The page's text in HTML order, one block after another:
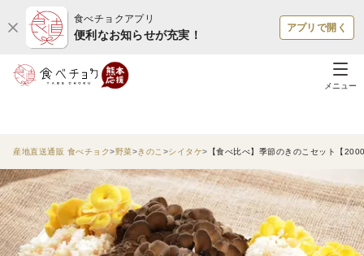
食べチョクアプリ
便利なお知らせが充実！
アプリで開く
メニュー
産地直送通販 食べチョク 野菜 きのこ シイタケ 【食べ比べ】季節のきのこセット【